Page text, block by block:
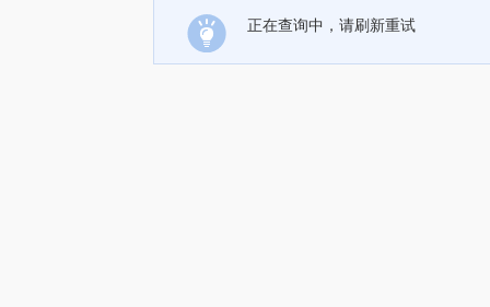
正在查询中，请刷新重试